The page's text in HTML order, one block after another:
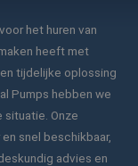
het huren van
heeft met
tijdelijke oplossing
Pumps hebben we
situatie. Onze
snel beschikbaar,
advies en